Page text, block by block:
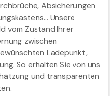
Absicherungen
Unsere
vom Zustand Ihrer
zwischen
Ladepunkt,
So erhalten Sie von uns
und transparenten